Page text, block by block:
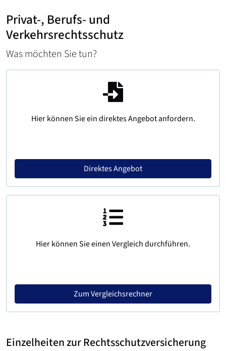
Privat-, Berufs- und
Verkehrsrechtsschutz
Was möchten Sie tun?
Hier können Sie ein direktes Angebot anfordern.
Direktes Angebot
Hier können Sie einen Vergleich durchführen.
Zum Vergleichsrechner
Einzelheiten zur Rechtsschutzversicherung